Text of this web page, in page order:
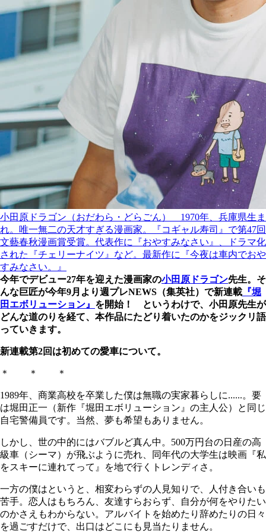
小田原ドラゴン（おだわら・どらごん） 1970年、兵庫県生ま
れ。唯一無二の天才すぎる漫画家。『コギャル寿司』で第47回
文藝春秋漫画賞受賞。代表作に『おやすみなさい』、ドラマ化
された『チェリーナイツ』など。最新作に『今夜は車内でおや
すみなさい。』
今年でデビュー27年を迎えた漫画家の小田原ドラゴン先生。そ
んな巨匠が今年9月より週プレNEWS（集英社）で新連載 『堀
田エボリューション』 を開始！ というわけで、小田原先生が
どんな道のりを経て、本作品にたどり着いたのかをジックリ語
っていきます。
新連載第2回は初めての愛車について。
＊ ＊ ＊
1989年、商業高校を卒業した僕は無職の実家暮らしに......。要
は堀田正一（新作『堀田エボリューション』の主人公）と同じ
自宅警備員です。当然、夢も希望もありません。
しかし、世の中的にはバブルど真ん中。500万円台の日産の高
級車（シーマ）が飛ぶように売れ、同年代の大学生は映画『私
をスキーに連れてって』を地で行くトレンディさ。
一方の僕はというと、相変わらずの人見知りで、人付き合いも
苦手。恋人はもちろん、友達すらおらず、自分が何をやりたい
のかさえもわからない。アルバイトを始めたり辞めたりの日々
を過ごすだけで、出口はどこにも見当たりません。